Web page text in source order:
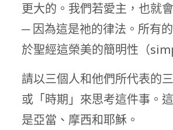
更大的。我們若愛主，也就
─ 因為這是祂的律法。所有
於聖經這榮美的簡明性（
請以三個人和他們所代表的三
或「時期」來思考這件事。
是亞當、摩西和耶穌。